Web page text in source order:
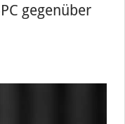
gegenüber